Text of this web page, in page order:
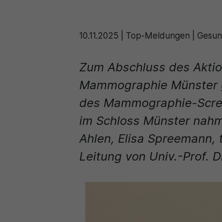
10.11.2025 Top-Meldungen |
Zum Abschluss des
Mammographie
des Mammographie-
im Schloss Münster
Ahlen, Elisa
Leitung von Univ.-Prof.